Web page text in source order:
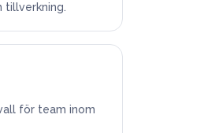
tillverkning.
för team inom